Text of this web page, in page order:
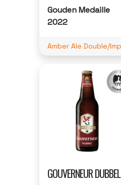
Gouden Medaille
2022
GOUVERNEUR DUBBEL